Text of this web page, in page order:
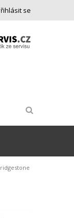
se